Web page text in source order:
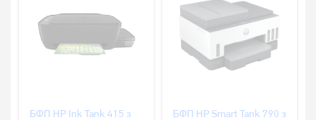
БФП HP Ink Tank 415 з
БФП HP Smart Tank 790 з